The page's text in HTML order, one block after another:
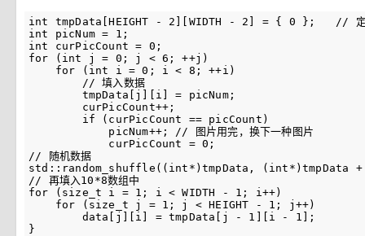
int tmpData[HEIGHT - 2][WIDTH - 2] = { 0 };   // 定义一
int picNum = 1;
int curPicCount = 0;
for (int j = 0; j < 6; ++j)
    for (int i = 0; i < 8; ++i)
        // 填入数据
        tmpData[j][i] = picNum;
        curPicCount++;
        if (curPicCount == picCount)
            picNum++; // 图片用完，换下一种图片
            curPicCount = 0;
// 随机数据
std::random_shuffle((int*)tmpData, (int*)tmpData
// 再填入10*8数组中
for (size_t i = 1; i < WIDTH - 1; i++)
    for (size_t j = 1; j < HEIGHT - 1; j++)
        data[j][i] = tmpData[j - 1][i - 1];
}